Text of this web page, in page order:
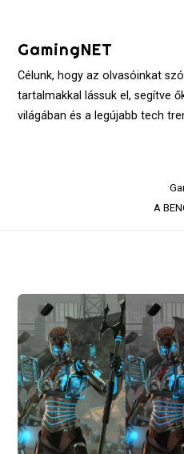
contentGamingNET
Célunk, hogy az olvasóinkat
tartalmakkal lássuk el, segítve
világában és a legújabb tech
A